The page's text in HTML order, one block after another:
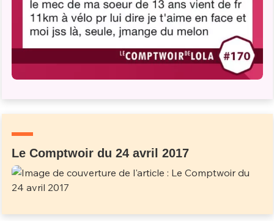
Le Comptwoir du 24 avril 2017
Un Thread
C'EST PARTI